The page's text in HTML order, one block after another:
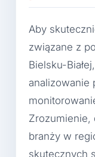
Aby
związane z
Bielsku-
analizowanie
Zrozumienie,
branży w
skutecznych